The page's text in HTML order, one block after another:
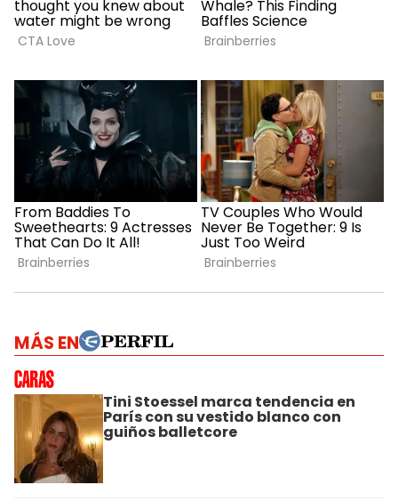
MÁS EN
Tini Stoessel marca tendencia en
París con su vestido blanco con
guiños balletcore